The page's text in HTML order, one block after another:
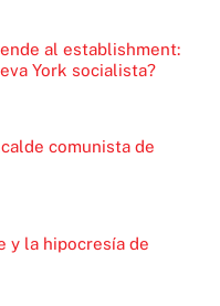
al establishment:
York socialista?
comunista de
y la hipocresía de